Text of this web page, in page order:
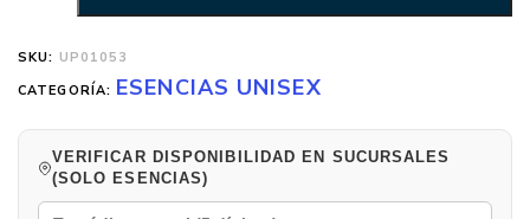
SKU: UP01053
CATEGORÍA: ESENCIAS UNISEX
VERIFICAR DISPONIBILIDAD EN SUCURSALES
(SOLO ESENCIAS)